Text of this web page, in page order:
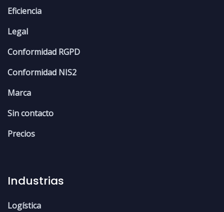
Eficiencia
Legal
Conformidad RGPD
Conformidad NIS2
Marca
Sin contacto
Precios
Industrias
Logística